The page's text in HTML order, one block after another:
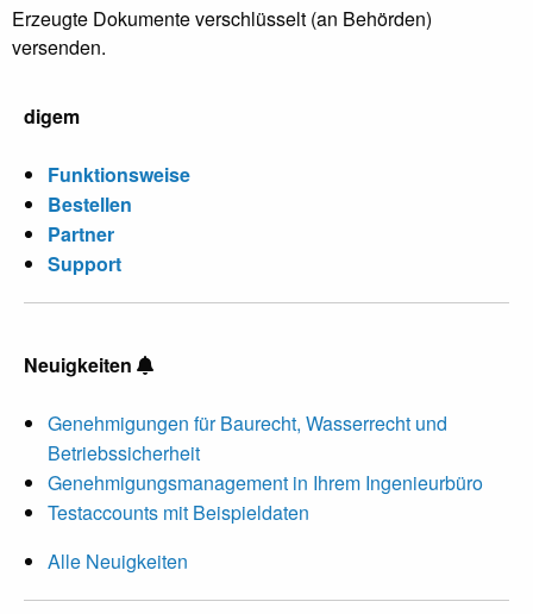
Erzeugte Dokumente verschlüsselt (an Behörden)
versenden.
digem
Funktionsweise
Bestellen
Partner
Support
Neuigkeiten
Genehmigungen für Baurecht, Wasserrecht und
Betriebssicherheit
Genehmigungsmanagement in Ihrem Ingenieurbüro
Testaccounts mit Beispieldaten
Alle Neuigkeiten